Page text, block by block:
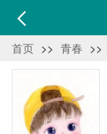
首页 >> 青春 >>